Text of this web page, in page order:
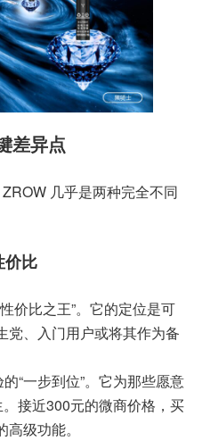
差异点
几乎是两种完全不同
价比
价比之王”。它的定位是可
党、入门用户或将其作为备
“一步到位”。它为那些愿意
。接近300元的微商价格，买
级功能。